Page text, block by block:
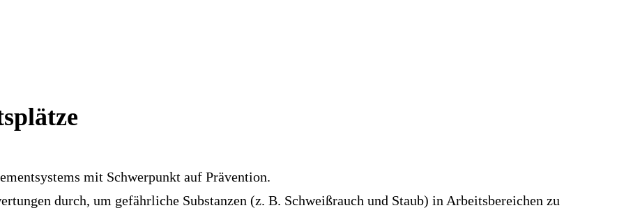
mit Schwerpunkt auf Prävention.
durch, um gefährliche Substanzen (z. B. Schweißrauch und Staub) in Arbeitsbereichen zu